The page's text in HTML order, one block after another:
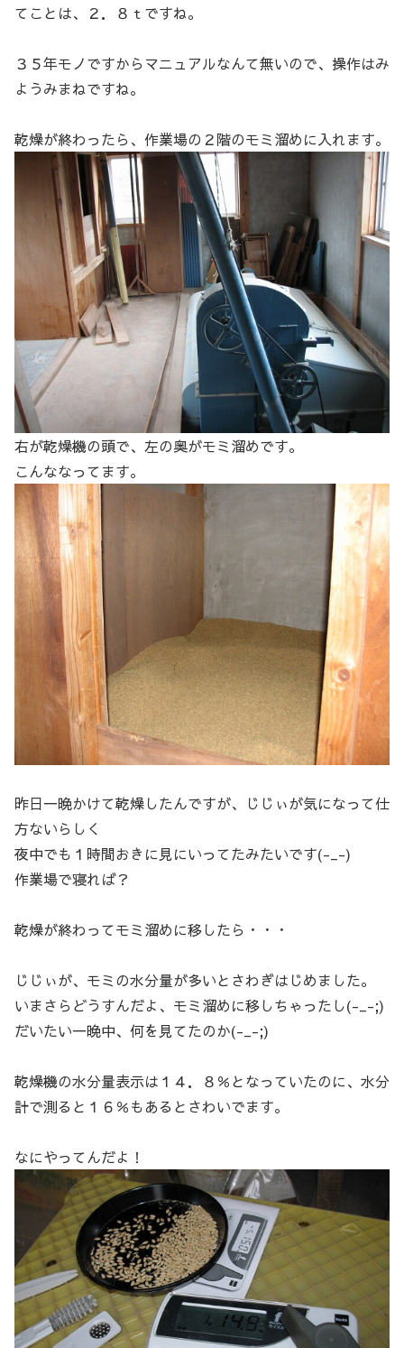
てことは、２．８ｔですね。
３５年モノですからマニュアルなんて無いので、操作はみ
ようみまねですね。
乾燥が終わったら、作業場の２階のモミ溜めに入れます。
右が乾燥機の頭で、左の奥がモミ溜めです。
こんななってます。
昨日一晩かけて乾燥したんですが、じじぃが気になって仕
方ないらしく
夜中でも１時間おきに見にいってたみたいです(-_-)
作業場で寝れば？
乾燥が終わってモミ溜めに移したら・・・
じじぃが、モミの水分量が多いとさわぎはじめました。
いまさらどうすんだよ、モミ溜めに移しちゃったし(-_-;)
だいたい一晩中、何を見てたのか(-_-;)
乾燥機の水分量表示は１４．８％となっていたのに、水分
計で測ると１６％もあるとさわいでます。
なにやってんだよ！